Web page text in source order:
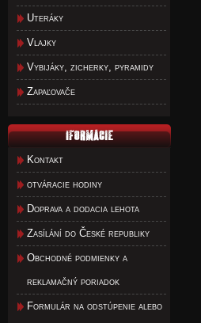
Uteráky
Vlajky
Vybijáky, zicherky, pyramidy
Zapaľovače
Kontakt
otváracie hodiny
Doprava a dodacia lehota
Zasílání do České republiky
Obchodné podmienky a
reklamačný poriadok
Formulár na odstúpenie alebo